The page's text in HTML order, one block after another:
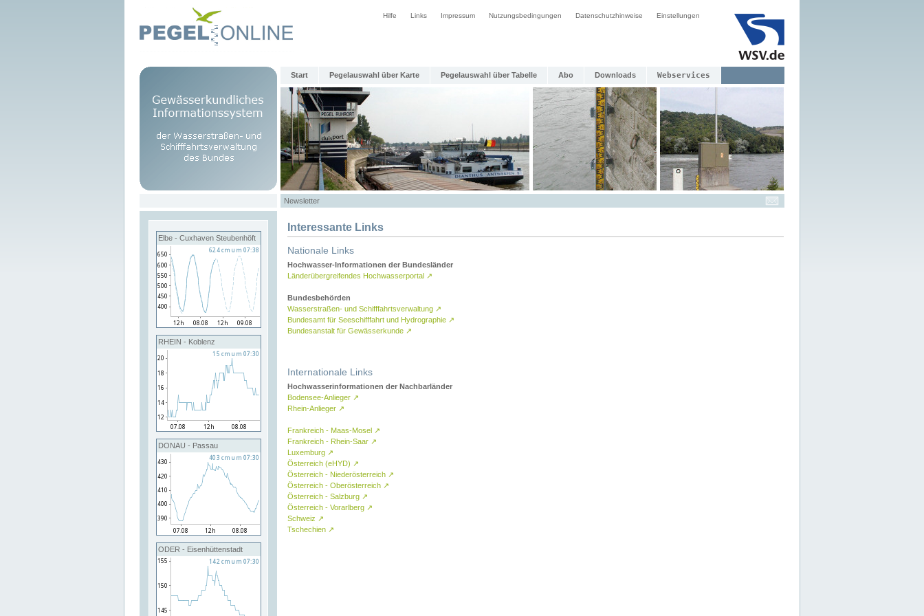
Hilfe Links Impressum Nutzungsbedingungen Datenschutzhinweise Einstellungen
Start Pegelauswahl über Karte Pegelauswahl über Tabelle Abo Downloads Webservices
Newsletter
Elbe - Cuxhaven Steubenhöft
RHEIN - Koblenz
DONAU - Passau
ODER - Eisenhüttenstadt
Interessante Links
Nationale Links
Hochwasser-Informationen der Bundesländer
Länderübergreifendes Hochwasserportal ↗
Bundesbehörden
Wasserstraßen- und Schifffahrtsverwaltung ↗
Bundesamt für Seeschifffahrt und Hydrographie ↗
Bundesanstalt für Gewässerkunde ↗
Internationale Links
Hochwasserinformationen der Nachbarländer
Bodensee-Anlieger ↗
Rhein-Anlieger ↗
Frankreich - Maas-Mosel ↗
Frankreich - Rhein-Saar ↗
Luxemburg ↗
Österreich (eHYD) ↗
Österreich - Niederösterreich ↗
Österreich - Oberösterreich ↗
Österreich - Salzburg ↗
Österreich - Vorarlberg ↗
Schweiz ↗
Tschechien ↗